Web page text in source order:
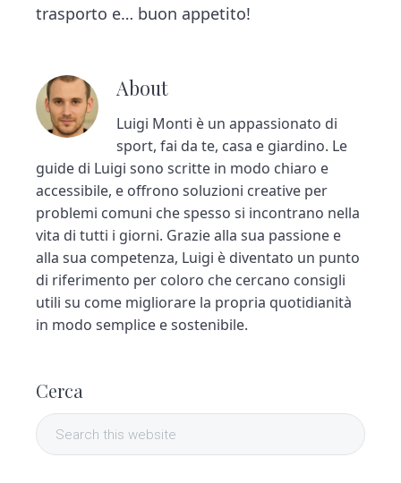
trasporto e… buon appetito!
About
Luigi Monti è un appassionato di
sport, fai da te, casa e giardino. Le
guide di Luigi sono scritte in modo chiaro e
accessibile, e offrono soluzioni creative per
problemi comuni che spesso si incontrano nella
vita di tutti i giorni. Grazie alla sua passione e
alla sua competenza, Luigi è diventato un punto
di riferimento per coloro che cercano consigli
utili su come migliorare la propria quotidianità
in modo semplice e sostenibile.
Cerca
S
e